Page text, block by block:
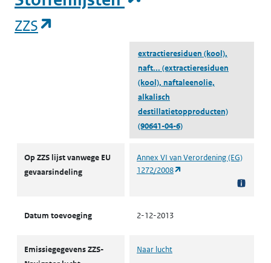
ZZS
extractieresiduen (kool),
naft... (extractieresiduen
(kool), naftaleenolie,
alkalisch
destillatietopproducten)
(90641-04-6)
Op ZZS lijst vanwege EU
gevaarsindeling
Annex VI van Verordening (EG)
1272/2008
Datum toevoeging 2-12-2013
Emissiegegevens ZZS-
Naar lucht